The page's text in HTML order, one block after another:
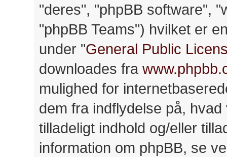
"deres", "phpBB software",
"phpBB Teams") hvilket er
under "General Public
downloades fra
mulighed for
dem fra indflydelse på,
tilladeligt indhold og/eller
information om phpBB, se